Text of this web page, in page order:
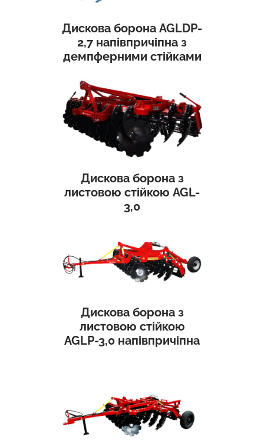
Дискова борона AGLDP-
2,7 напівпричіпна з
демпферними стійками
Дискова борона з
листовою стійкою AGL-
3,0
Дискова борона з
листовою стійкою
AGLP-3,0 напівпричіпна